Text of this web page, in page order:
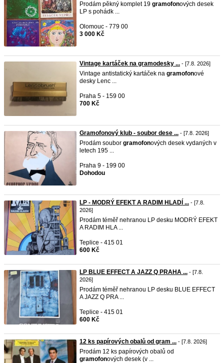
Prodám pěkný komplet 19 gramofonových desek
LP s pohádk ...
Olomouc - 779 00
3 000 Kč
Vintage kartáček na gramodesky ... - [7.8. 2026]
Vintage antistatický kartáček na gramofonové
desky Lenc ...
Praha 5 - 159 00
700 Kč
Gramofonový klub - soubor dese ... - [7.8. 2026]
Prodám soubor gramofonových desek vydaných v
letech 195 ...
Praha 9 - 199 00
Dohodou
LP - MODRÝ EFEKT A RADIM HLADÍ ... - [7.8.
2026]
Prodám téměř nehranou LP desku MODRÝ EFEKT
A RADIM HLA ...
Teplice - 415 01
600 Kč
LP BLUE EFFECT A JAZZ Q PRAHA ... - [7.8.
2026]
Prodám téměř nehranou LP desku BLUE EFFECT
A JAZZ Q PRA ...
Teplice - 415 01
600 Kč
12 ks papírových obalů od gram ... - [7.8. 2026]
Prodám 12 ks papírových obalů od
gramofonových desek (v ...